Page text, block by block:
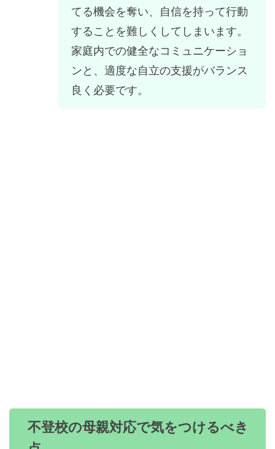
てる機会を奪い、自信を持って行動
することを難しくしてしまいます。
家庭内での健全なコミュニケーショ
ンと、適度な自立の支援がバランス
良く必要です。
不登校の母親対応で気をつけるべき